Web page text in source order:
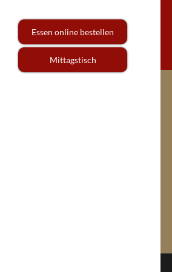
Essen online bestellen
Mittagstisch